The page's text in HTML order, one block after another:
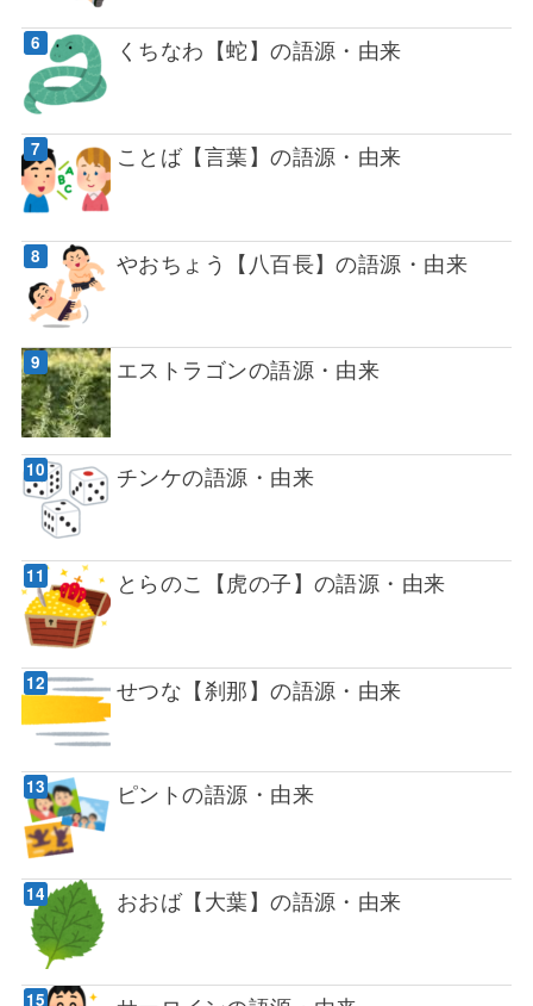
くちなわ【蛇】の語源・由来
ことば【言葉】の語源・由来
やおちょう【八百長】の語源・由来
エストラゴンの語源・由来
チンケの語源・由来
とらのこ【虎の子】の語源・由来
せつな【刹那】の語源・由来
ピントの語源・由来
おおば【大葉】の語源・由来